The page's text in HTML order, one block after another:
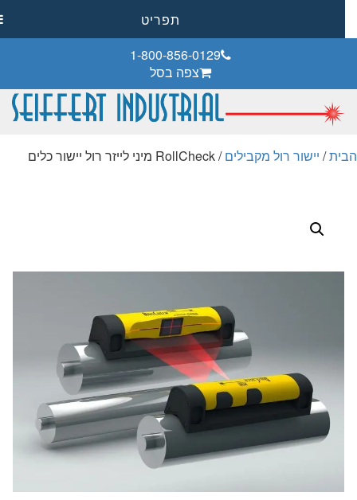
1-800-856-0129
צפה בסל
/יישור רול מקבילים/ RollCheck מיני לייזר רול יישור כלים
תפריט